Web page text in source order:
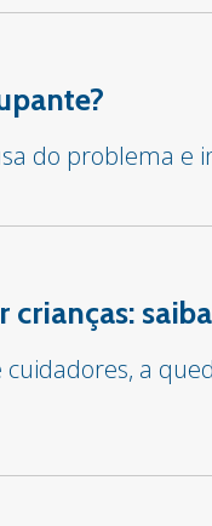
do problema
a